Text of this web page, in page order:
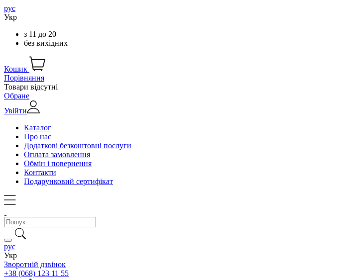
рус
Укр
з 11 до 20
без вихідних
Кошик
Порівняння
Товари відсутні
Обране
Увійти
Каталог
Про нас
Додаткові безкоштовні послуги
Оплата замовлення
Обмін і повернення
Контакти
Подарунковий сертифікат
рус
Укр
Зворотній дзвінок
+38 (068) 123 11 55